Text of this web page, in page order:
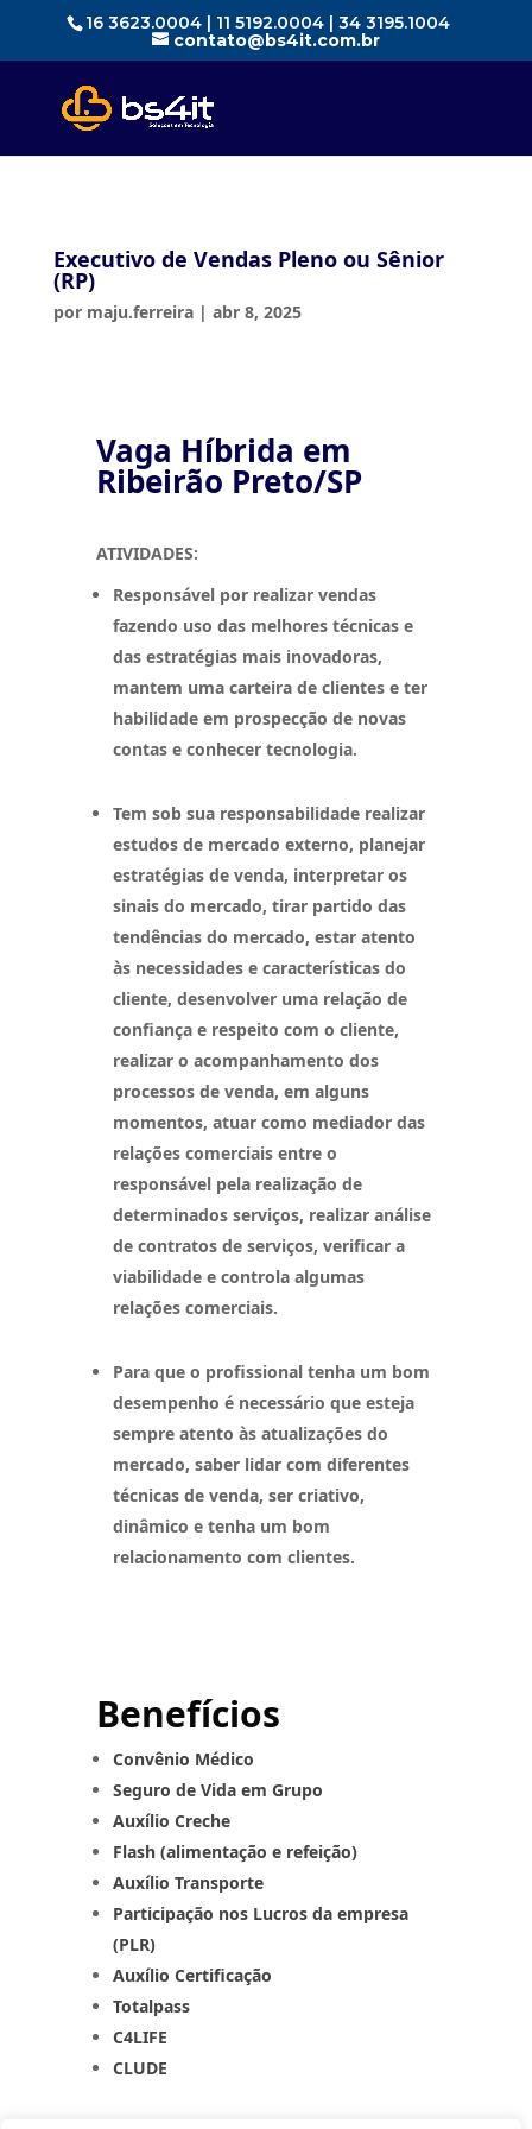
16 3623.0004 | 11 5192.0004 | 34 3195.1004
contato@bs4it.com.br
Executivo de Vendas Pleno ou Sênior
(RP)
por maju.ferreira| abr 8, 2025
Vaga Híbrida em
Ribeirão Preto/SP
ATIVIDADES:
Responsável por realizar vendas
fazendo uso das melhores técnicas e
das estratégias mais inovadoras,
mantem uma carteira de clientes e ter
habilidade em prospecção de novas
contas e conhecer tecnologia.
Tem sob sua responsabilidade realizar
estudos de mercado externo, planejar
estratégias de venda, interpretar os
sinais do mercado, tirar partido das
tendências do mercado, estar atento
às necessidades e características do
cliente, desenvolver uma relação de
confiança e respeito com o cliente,
realizar o acompanhamento dos
processos de venda, em alguns
momentos, atuar como mediador das
relações comerciais entre o
responsável pela realização de
determinados serviços, realizar análise
de contratos de serviços, verificar a
viabilidade e controla algumas
relações comerciais.
Para que o profissional tenha um bom
desempenho é necessário que esteja
sempre atento às atualizações do
mercado, saber lidar com diferentes
técnicas de venda, ser criativo,
dinâmico e tenha um bom
relacionamento com clientes.
Benefícios
Convênio Médico
Seguro de Vida em Grupo
Auxílio Creche
Flash (alimentação e refeição)
Auxílio Transporte
Participação nos Lucros da empresa
(PLR)
Auxílio Certificação
Totalpass
C4LIFE
CLUDE